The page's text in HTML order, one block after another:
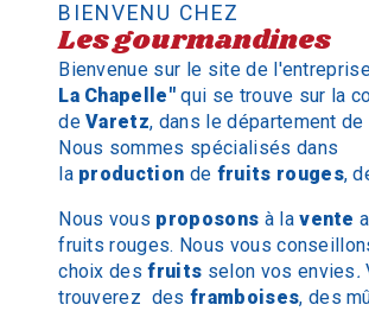
BIENVENU CHEZ
Les gourmandines
Bienvenue sur le site de
La Chapelle" qui se trouve sur la
deVaretz, dans le département de
Nous sommes spécialisés dans
la production de fruits rouges,
Nous vous proposons à lavente
fruits rouges. Nous vous
choix desfruits selon vos envies.
trouverez des framboises, des